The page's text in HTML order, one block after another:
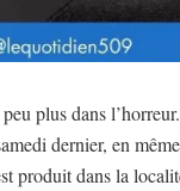
plus dans
dernier, en
produit dans la